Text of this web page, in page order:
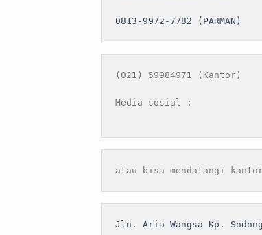
0813-9972-7782 (PARMAN)
(021) 59984971 (Kantor)
atau bisa mendatangi
Jln. Aria Wangsa Kp.